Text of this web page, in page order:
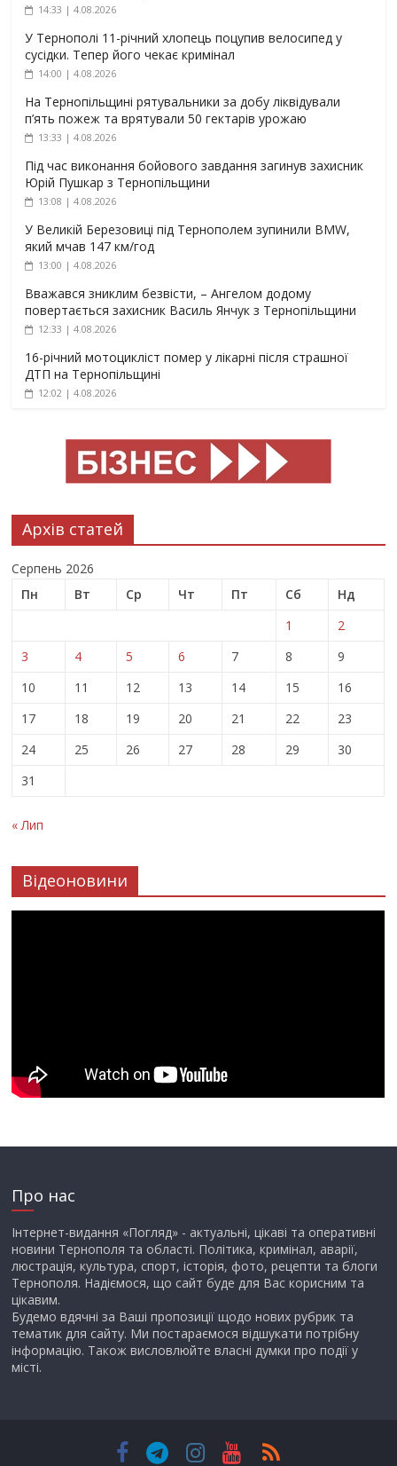
14:33 | 4.08.2026
У Тернополі 11-річний хлопець поцупив велосипед у
сусідки. Тепер його чекає кримінал
14:00 | 4.08.2026
На Тернопільщині рятувальники за добу ліквідували
п’ять пожеж та врятували 50 гектарів урожаю
13:33 | 4.08.2026
Під час виконання бойового завдання загинув захисник
Юрій Пушкар з Тернопільщини
13:08 | 4.08.2026
У Великій Березовиці під Тернополем зупинили BMW,
який мчав 147 км/год
13:00 | 4.08.2026
Вважався зниклим безвісти, – Ангелом додому
повертається захисник Василь Янчук з Тернопільщини
12:33 | 4.08.2026
16-річний мотоцикліст помер у лікарні після страшної
ДТП на Тернопільщині
12:02 | 4.08.2026
Архів статей
Серпень 2026
Пн
Вт Ср Чт Пт Сб
Нд
1
2
3
4 5 6 7 8
9
10
11 12 13 14 15
16
17
18 19 20 21 22
23
24
25 26 27 28 29
30
31
« Лип
Відеоновини
Про нас
Інтернет-видання «Погляд» - актуальні, цікаві та оперативні
новини Тернополя та області. Політика, кримінал, аварії,
люстрація, культура, спорт, історія, фото, рецепти та блоги
Тернополя. Надіємося, що сайт буде для Вас корисним та
цікавим.
Будемо вдячні за Ваші пропозиції щодо нових рубрик та
тематик для сайту. Ми постараємося відшукати потрібну
інформацію. Також висловлюйте власні думки про події у
місті.